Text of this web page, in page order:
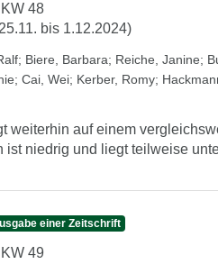
48
bis 1.12.2024)
; Biere, Barbara; Reiche, Janine;
; Cai, Wei; Kerber, Romy;
weiterhin auf einem
ist niedrig und liegt teilweise
einer Zeitschrift
49